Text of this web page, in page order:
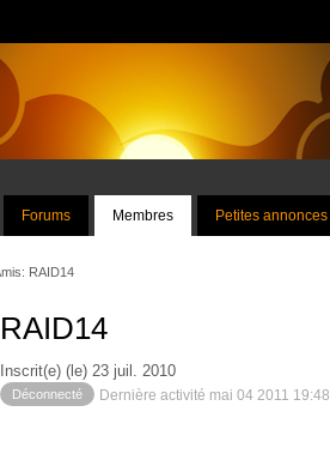
Forums Membres Petites annonces
RAID14
RAID14
Inscrit(e) (le) 23 juil. 2010
Déconnecté Dernière activité mai 04 2011 19:48